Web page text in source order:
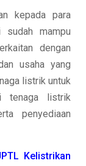
kepada para
mampu
dengan
usaha yang
listrik untuk
tenaga listrik
penyediaan
Kelistrikan